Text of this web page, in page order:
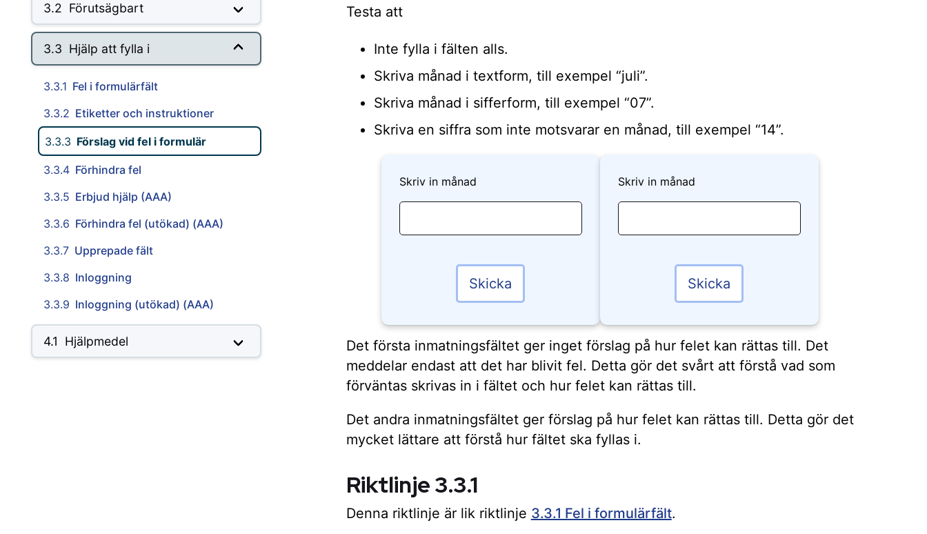
3.2 Förutsägbart
3.3 Hjälp att fylla i
3.3.1 Fel i formulärfält
3.3.2 Etiketter och instruktioner
3.3.3 Förslag vid fel i formulär
3.3.4 Förhindra fel
3.3.5 Erbjud hjälp (AAA)
3.3.6 Förhindra fel (utökad) (AAA)
3.3.7 Upprepade fält
3.3.8 Inloggning
3.3.9 Inloggning (utökad) (AAA)
4.1 Hjälpmedel
Testa att
Inte fylla i fälten alls.
Skriva månad i textform, till exempel “juli”.
Skriva månad i sifferform, till exempel “07”.
Skriva en siffra som inte motsvarar en månad, till exempel “14”.
Skriv in månad
Skicka
Skriv in månad
Skicka
Det första inmatningsfältet ger inget förslag på hur felet kan rättas till. Det
meddelar endast att det har blivit fel. Detta gör det svårt att förstå vad som
förväntas skrivas in i fältet och hur felet kan rättas till.
Det andra inmatningsfältet ger förslag på hur felet kan rättas till. Detta gör det
mycket lättare att förstå hur fältet ska fyllas i.
Riktlinje 3.3.1
Denna riktlinje är lik riktlinje 3.3.1 Fel i formulärfält.